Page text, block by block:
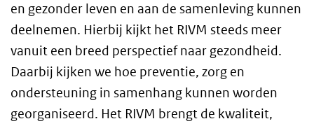
en gezonder leven en aan de samenleving kunnen
deelnemen. Hierbij kijkt het RIVM steeds meer
vanuit een breed perspectief naar gezondheid.
Daarbij kijken we hoe preventie, zorg en
ondersteuning in samenhang kunnen worden
georganiseerd. Het RIVM brengt de kwaliteit,